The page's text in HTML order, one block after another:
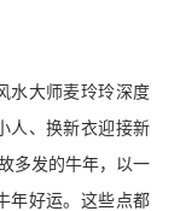
水大师麦玲玲深度
人、换新衣迎接新
多发的牛年，以一
年好运。这些点都